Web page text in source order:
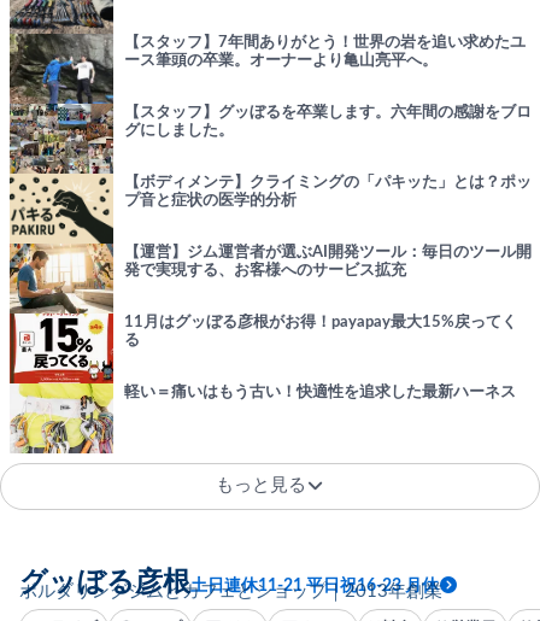
【スタッフ】7年間ありがとう！世界の岩を追い求めたユ
ース筆頭の卒業。オーナーより亀山亮平へ。
【スタッフ】グッぼるを卒業します。六年間の感謝をブロ
グにしました。
【ボディメンテ】クライミングの「パキッた」とは？ポッ
プ音と症状の医学的分析
【運営】ジム運営者が選ぶAI開発ツール：毎日のツール開
発で実現する、お客様へのサービス拡充
11月はグッぼる彦根がお得！payapay最大15%戻ってく
る
軽い＝痛いはもう古い！快適性を追求した最新ハーネス
もっと見る
ボルダリングジムとカフェとショップ｜2013年創業
グッぼる彦根土日連休11-21 平日祝16-23 月休